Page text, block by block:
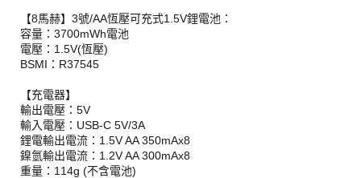
【8馬赫】3號/AA恆壓可充式1.5V鋰電池：
容量：3700mWh電池
電壓：1.5V(恆壓)
BSMI：R37545
【充電器】
輸出電壓：5V
輸入電壓：USB-C 5V/3A
鋰電輸出電流：1.5V AA 350mAx8
鎳氫輸出電流：1.2V AA 300mAx8
重量：114g (不含電池)